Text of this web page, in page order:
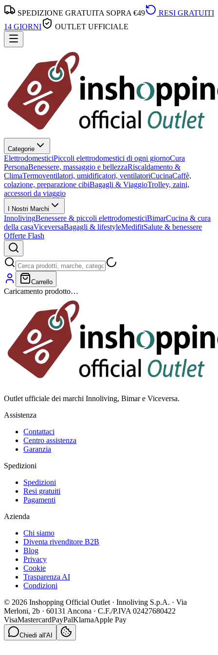
SPEDIZIONE GRATUITA SOPRA €49
RESI GRATUITI
14 GIORNI
OUTLET UFFICIALE
Categorie
ElettrodomesticiPiccoli elettrodomestici di ogni giornoCura
PersonaBenessere, massaggio e bellezzaRiscaldamento &
ClimaTermoventilatori, umidificatori, ventilatoriCucinaCaffè,
colazione, preparazione cibiBagagli & ViaggioTrolley, zaini,
accessori da viaggio
I Nostri Marchi
InnolivingBenessere & piccoli elettrodomesticiBimarCucina & cura
della casaViceversaBagagli & lifestyleMedifitSalute & benessere
Offerte Flash
Carrello
Caricamento prodotto…
Outlet ufficiale dei marchi Innoliving, Bimar e Viceversa.
Assistenza
Contattaci
Centro assistenza
Garanzia
Spedizioni
Spedizioni
Resi gratuiti
Pagamenti
Azienda
Chi siamo
Diventa rivenditore B2B
Blog
Privacy
Cookie
Trasparenza AI
Condizioni
© 2026 Inshopping Official Outlet · Innoliving S.p.A. · Via
Merloni, 2b · 60131 Ancona · C.F./P.IVA 02427680422
VisaMastercardPayPalKlarnaApple Pay
Chiedi all'AI